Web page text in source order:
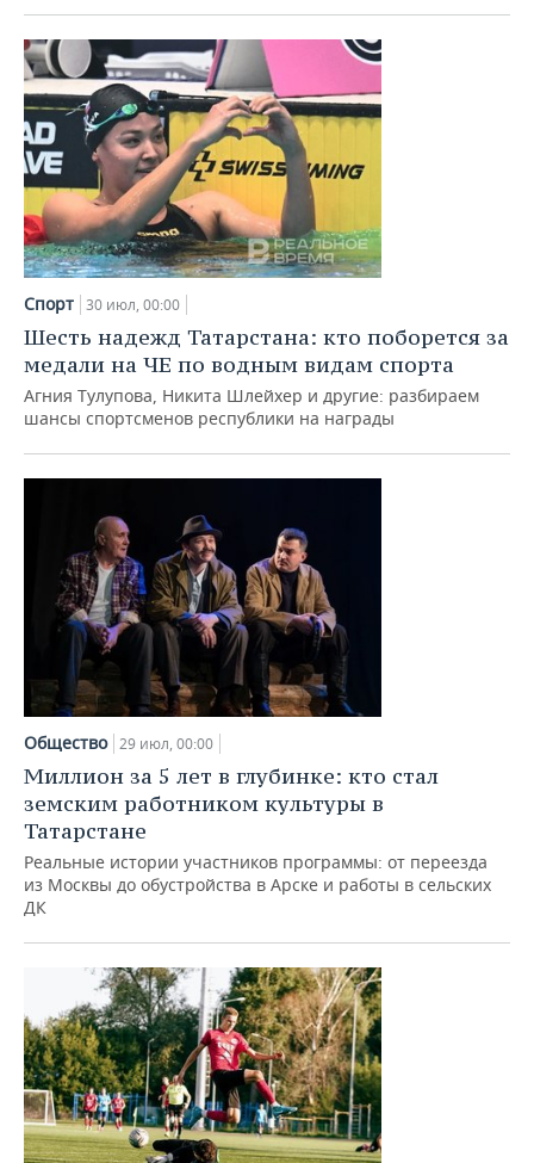
Спорт 30 июл, 00:00
Шесть надежд Татарстана: кто поборется за
медали на ЧЕ по водным видам спорта
Агния Тулупова, Никита Шлейхер и другие: разбираем
шансы спортсменов республики на награды
Общество 29 июл, 00:00
Миллион за 5 лет в глубинке: кто стал
земским работником культуры в
Татарстане
Реальные истории участников программы: от переезда
из Москвы до обустройства в Арске и работы в сельских
ДК